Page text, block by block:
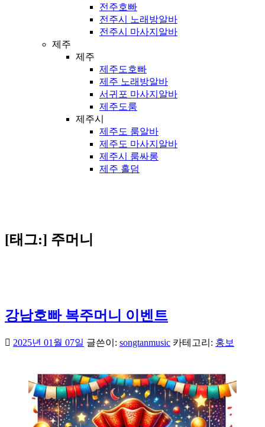
전주호빠
전주시 노래방알바
전주시 마사지알바
제주
제주
제주도호빠
제주 노래방알바
서귀포 마사지알바
제주도룸
제주시
제주도 룸알바
제주도 마사지알바
제주시 룸싸롱
제주 홀덤
[태그:] 주머니
강남호빠 복주머니 이벤트
2025년 01월 07일 글쓴이: songtanmusic 카테고리: 홍보